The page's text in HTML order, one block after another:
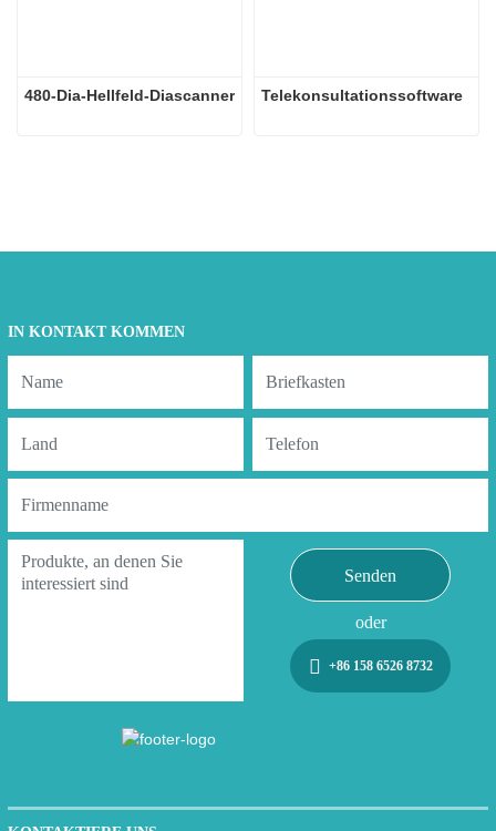
480-Dia-Hellfeld-Diascanner Telekonsultationssoftware
IN KONTAKT KOMMEN
Senden
oder
+86 158 6526 8732